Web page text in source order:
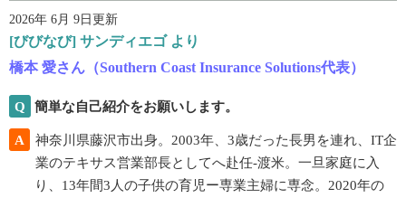
2026年 6月 9日更新
[びびなび] サンディエゴ より
橋本 愛さん（Southern Coast Insurance Solutions代表）
Q 簡単な自己紹介をお願いします。
A
神奈川県藤沢市出身。2003年、3歳だった長男を連れ、IT企
業のテキサス営業部長としてへ赴任‐渡米。一旦家庭に入
り、13年間3人の子供の育児ー専業主婦に専念。2020年の